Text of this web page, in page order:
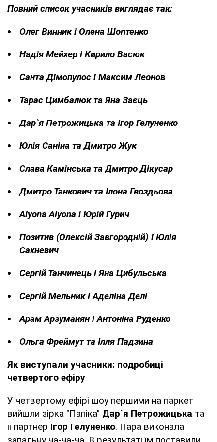
Повний список учасників виглядає так:
Олег Винник і Олена Шоптенко
Надія Мейхер і Кирило Васюк
Санта Дімопулос і Максим Леонов
Тарас Цимбалюк та Яна Заєць
Дар`я Петрожицька та Ігор Гелуненко
Юлія Саніна та Дмитро Жук
Слава Камінська та Дмитро Дікусар
Дмитро Танкович та Ілона Гвоздьова
Alyona Аlyona і Юрій Гурич
Позитив (Олексій Завгородній) і Юлія
Сахневич
Сергій Танчинець і Яна Цибульська
Сергій Мельник і Аделіна Делі
Арам Арзуманян і Антоніна Руденко
Ольга Фреймут та Ілля Падзина
Як виступали учасники: подробиці
четвертого ефіру
У четвертому ефірі шоу першими на паркет
вийшли зірка "Папіка" Дар`я Петрожицька та
її партнер Ігор Гелуненко. Пара виконала